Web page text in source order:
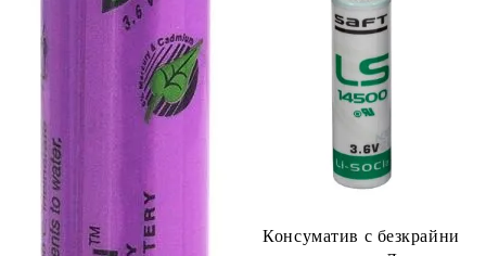
Консуматив с безкрайни